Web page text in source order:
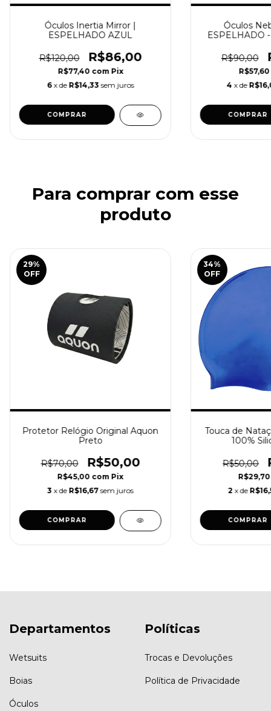
Óculos Inertia Mirror |
ESPELHADO AZUL
R$120,00 R$86,00
R$77,40 com Pix
6 x de R$14,33 sem juros
Óculos
ESPELHADO
R$90,00
R$57,60
4 x de
Para comprar com esse
produto
29%
OFF
Protetor Relógio Original Aquon
Preto
R$70,00 R$50,00
R$45,00 com Pix
3 x de R$16,67 sem juros
34%
OFF
Touca de
100%
R$50,00
2 x de
Departamentos
Wetsuits
Boias
Óculos
Políticas
Trocas e Devoluções
Política de Privacidade